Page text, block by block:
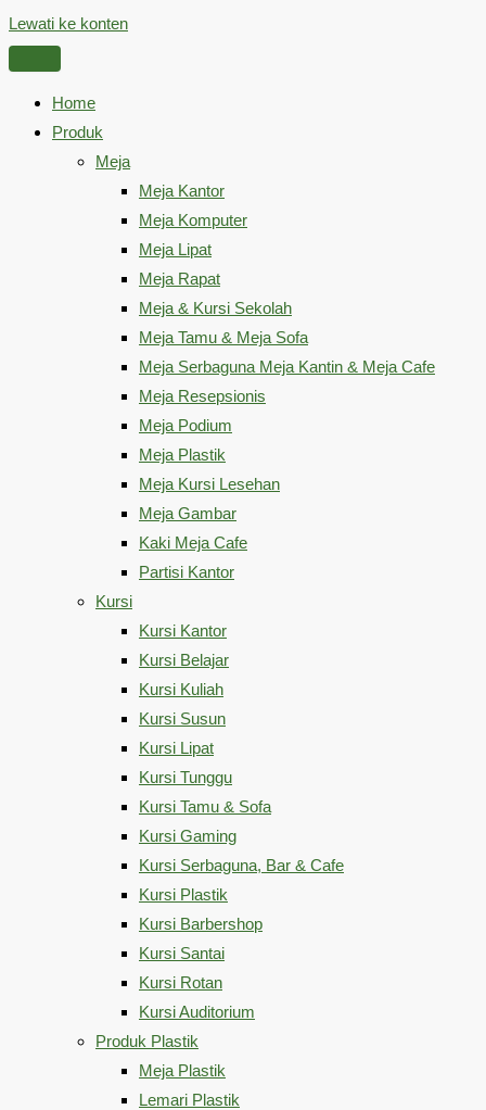
Lewati ke konten
Home
Produk
Meja
Meja Kantor
Meja Komputer
Meja Lipat
Meja Rapat
Meja & Kursi Sekolah
Meja Tamu & Meja Sofa
Meja Serbaguna Meja Kantin & Meja Cafe
Meja Resepsionis
Meja Podium
Meja Plastik
Meja Kursi Lesehan
Meja Gambar
Kaki Meja Cafe
Partisi Kantor
Kursi
Kursi Kantor
Kursi Belajar
Kursi Kuliah
Kursi Susun
Kursi Lipat
Kursi Tunggu
Kursi Tamu & Sofa
Kursi Gaming
Kursi Serbaguna, Bar & Cafe
Kursi Plastik
Kursi Barbershop
Kursi Santai
Kursi Rotan
Kursi Auditorium
Produk Plastik
Meja Plastik
Lemari Plastik